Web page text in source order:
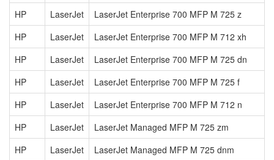
HP
LaserJet
LaserJet Enterprise 700 MFP M 725 z
HP
LaserJet
LaserJet Enterprise 700 MFP M 712 xh
HP
LaserJet
LaserJet Enterprise 700 MFP M 725 dn
HP
LaserJet
LaserJet Enterprise 700 MFP M 725 f
HP
LaserJet
LaserJet Enterprise 700 MFP M 712 n
HP
LaserJet
LaserJet Managed MFP M 725 zm
HP
LaserJet
LaserJet Managed MFP M 725 dnm